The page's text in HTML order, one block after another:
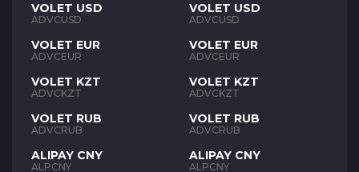
VOLET USD
ADVCUSD
VOLET EUR
ADVCEUR
VOLET KZT
ADVCKZT
VOLET RUB
ADVCRUB
ALIPAY CNY
ALPCNY
VOLET USD
ADVCUSD
VOLET EUR
ADVCEUR
VOLET KZT
ADVCKZT
VOLET RUB
ADVCRUB
ALIPAY CNY
ALPCNY